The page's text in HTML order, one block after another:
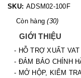
SKU: ADSM02-100F
Còn hàng(30)
GIỚI THIỆU
- HỖ TRỢ XUẤT
- ĐẢM BẢO CHÍNH
- MỞ HỘP, KIỂM